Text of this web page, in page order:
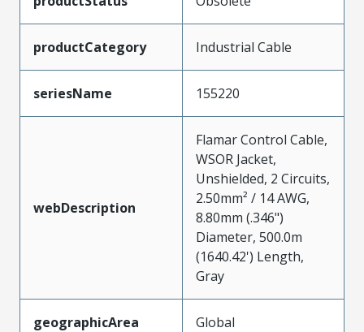
productCategory Industrial Cable
seriesName 155220
webDescription
Flamar Control Cable,
WSOR Jacket,
Unshielded, 2 Circuits,
2.50mm² / 14 AWG,
8.80mm (.346")
Diameter, 500.0m
(1640.42') Length,
Gray
geographicArea Global